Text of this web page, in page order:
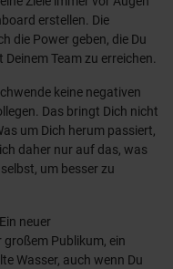
erstellen. Die
die Power geben, die Du
Team zu erreichen.
keine negativen
Das bringt Dich nicht
um Dich herum passiert,
daher nur auf das, was
um besser zu
Ein neuer
Publikum, ein
Wasser, auch wenn Du